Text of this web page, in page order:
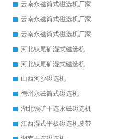
云南永磁筒式磁选机厂家
云南永磁筒式磁选机厂家
云南永磁筒式磁选机厂家
河北钛尾矿湿式磁选机
河北钛尾矿湿式磁选机
山西河沙磁选机
德州永磁筒式磁选机
湖北铁矿干选永磁磁选机
江西湿式平板磁选机皮带